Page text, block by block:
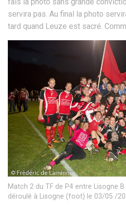
servira pas. Au final la photo
tard quand Leuze est sacré.
Match 2 du TF de P4 entre Lisogne
déroulé à Lisogne (foot) le 03/05 /